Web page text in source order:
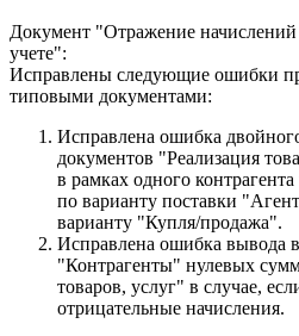
Документ "Отражение
учете":
Исправлены следующие ошибки
типовыми документами:
Исправлена ошибка
документов "Реализация
в рамках одного контрагента
по варианту поставки
варианту "Купля/продажа".
Исправлена ошибка вывода
"Контрагенты" нулевых
товаров, услуг" в случае,
отрицательные начисления.